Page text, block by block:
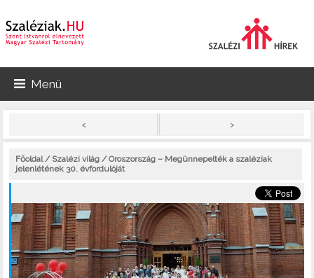
Menü
< >
Főoldal/ Szalézi világ / Oroszország – Megünnepelték a szaléziak
jelenlétének 30. évfordulóját